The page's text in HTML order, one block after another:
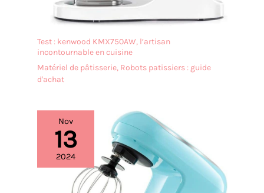
Test : kenwood KMX750AW, l’artisan
incontournable en cuisine
Matériel de pâtisserie, Robots patissiers : guide
d'achat
Nov
13
2024